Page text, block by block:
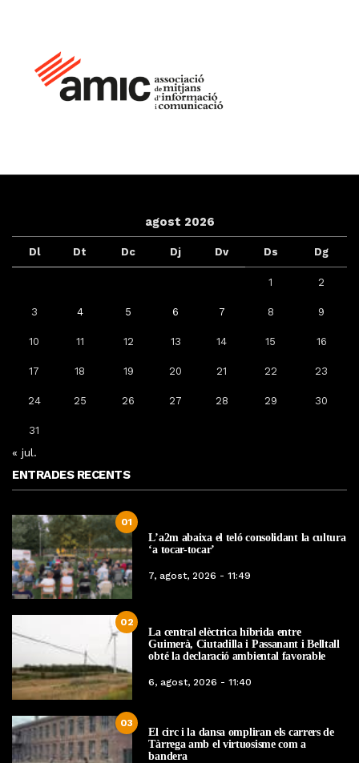
agost 2026
Dl Dt Dc Dj Dv Ds Dg
1 2
3 4 5 6 7 8 9
10 11 12 13 14 15 16
17 18 19 20 21 22 23
24 25 26 27 28 29 30
31
« jul.
ENTRADES RECENTS
01
L’a2m abaixa el teló consolidant la cultura
‘a tocar-tocar’
7, agost, 2026 - 11:49
02
La central elèctrica híbrida entre
Guimerà, Ciutadilla i Passanant i Belltall
obté la declaració ambiental favorable
6, agost, 2026 - 11:40
03
El circ i la dansa ompliran els carrers de
Tàrrega amb el virtuosisme com a
bandera